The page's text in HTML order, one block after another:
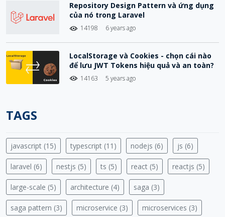
Repository Design Pattern và ứng dụng
của nó trong Laravel
14198 6 years ago
LocalStorage và Cookies - chọn cái nào
để lưu JWT Tokens hiệu quả và an toàn?
14163 5 years ago
TAGS
javascript (15) typescript (11) nodejs (6) js (6)
laravel (6) nestjs (5) ts (5) react (5) reactjs (5)
large-scale (5) architecture (4) saga (3)
saga pattern (3) microservice (3) microservices (3)